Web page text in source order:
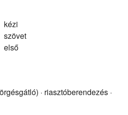
kézi
szövet
első
· riasztóberendezés ·